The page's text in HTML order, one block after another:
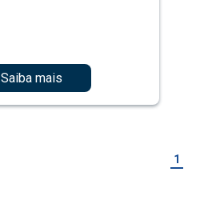
Saiba mais
1